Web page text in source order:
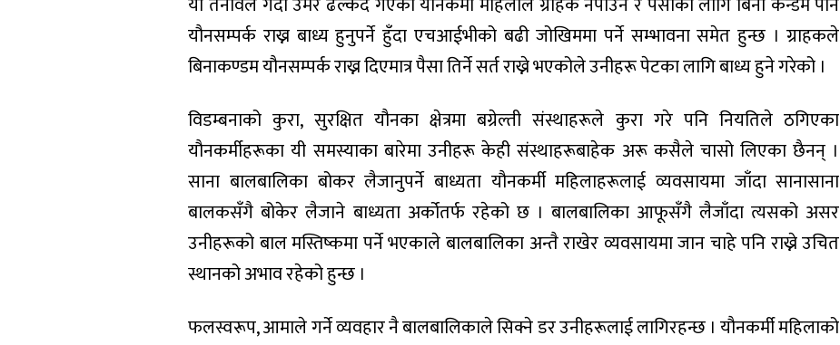
यौनसम्पर्क राख्न बाध्य हुनुपर्ने हुँदा एचआईभीको बढी जोखिममा पर्ने सम्भावना समेत हुन्छ । ग्राहकले
बिनाकण्डम यौनसम्पर्क राख्न दिएमात्र पैसा तिर्ने सर्त राख्ने भएकोले उनीहरू पेटका लागि बाध्य हुने गरेको ।
विडम्बनाको कुरा, सुरक्षित यौनका क्षेत्रमा बग्रेल्ती संस्थाहरूले कुरा गरे पनि नियतिले ठगिएका
यौनकर्मीहरूका यी समस्याका बारेमा उनीहरू केही संस्थाहरूबाहेक अरू कसैले चासो लिएका छैनन् ।
साना बालबालिका बोकर लैजानुपर्ने बाध्यता यौनकर्मी महिलाहरूलाई व्यवसायमा जाँदा सानासाना
बालकसँगै बोकेर लैजाने बाध्यता अर्कोतर्फ रहेको छ । बालबालिका आफूसँगै लैजाँदा त्यसको असर
उनीहरूको बाल मस्तिष्कमा पर्ने भएकाले बालबालिका अन्तै राखेर व्यवसायमा जान चाहे पनि राख्ने उचित
स्थानको अभाव रहेको हुन्छ ।
फलस्वरूप, आमाले गर्ने व्यवहार नै बालबालिकाले सिक्ने डर उनीहरूलाई लागिरहन्छ । यौनकर्मी महिलाको